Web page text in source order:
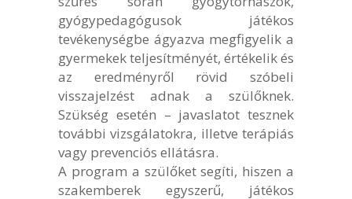
gyógypedagógusok játékos
tevékenységbe ágyazva megfigyelik a
gyermekek teljesítményét, értékelik és
az eredményről rövid szóbeli
visszajelzést adnak a szülőknek.
Szükség esetén – javaslatot tesznek
további vizsgálatokra, illetve terápiás
vagy prevenciós ellátásra.
A program a szülőket segíti, hiszen a
szakemberek egyszerű, játékos